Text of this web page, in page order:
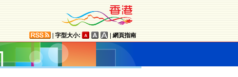
字型大小: 網頁指南